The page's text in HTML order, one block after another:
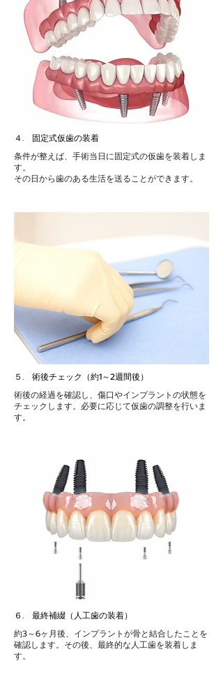
４. 固定式仮歯の装着
条件が整えば、手術当日に固定式の仮歯を装着しま
す。
その日から歯のある生活を送ることができます。
５. 術後チェック（約1～2週間後）
術後の経過を確認し、傷口やインプラントの状態を
チェックします。必要に応じて仮歯の調整を行いま
す。
６. 最終補綴（人工歯の装着）
約3～6ヶ月後、インプラントが骨と結合したことを
確認します。その後、最終的な人工歯を装着しま
す。